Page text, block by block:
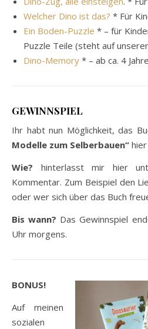
Welcher Dino ist das? * Für
Ein Boden-Puzzle * – für
Puzzle Teile (steht auf
Dino-Memory * – ab ca. 4
GEWINNSPIEL
Ihr habt nun Möglichkeit, das
Modelle zum Selberbauen“
Wie? hinterlasst mir hier
Kommentar. Zum Beispiel den
oder wer sich über das Buch
Bis wann? Das Gewinnspiel
Uhr morgens.
BONUS!
Auf meinen
sozialen